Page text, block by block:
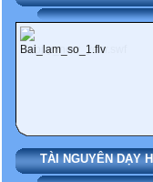
TÀI NGUYÊN DẠY